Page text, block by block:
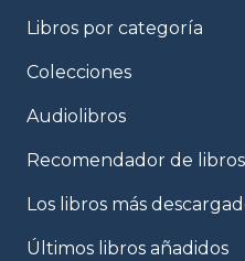
Libros por categoría
Colecciones
Audiolibros
Recomendador de libros
Los libros más
Últimos libros añadidos